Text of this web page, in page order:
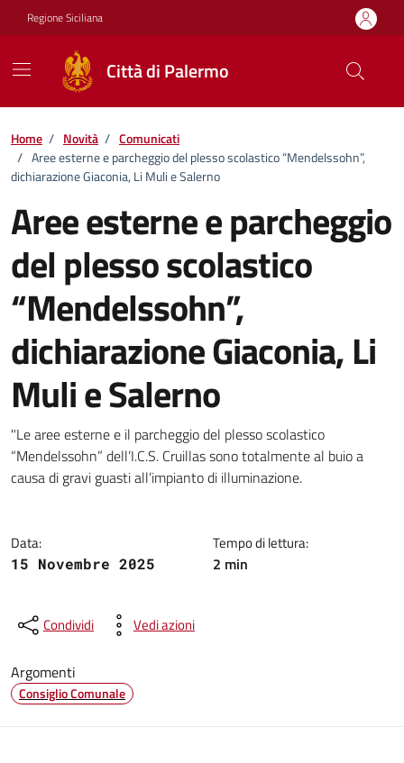
Vai ai contenuti
Vai al footer
Regione Siciliana
Città di Palermo
Home / Novità / Comunicati
/ Aree esterne e parcheggio del plesso scolastico “Mendelssohn”,
dichiarazione Giaconia, Li Muli e Salerno
Aree esterne e parcheggio
del plesso scolastico
“Mendelssohn”,
dichiarazione Giaconia, Li
Muli e Salerno
Dettagli della notizia
"Le aree esterne e il parcheggio del plesso scolastico
“Mendelssohn” dell’I.C.S. Cruillas sono totalmente al buio a
causa di gravi guasti all’impianto di illuminazione.
Data:
15 Novembre 2025
Tempo di lettura:
2 min
Condividi Vedi azioni
Argomenti
Consiglio Comunale